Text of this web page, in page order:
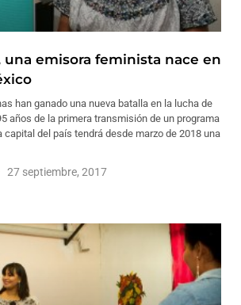
una emisora feminista nace en
han ganado una nueva batalla en la lucha de
años de la primera transmisión de un programa
capital del país tendrá desde marzo de 2018 una
27 septiembre, 2017